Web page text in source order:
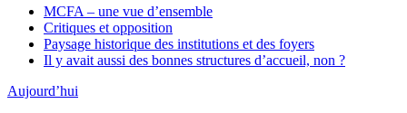
MCFA – une vue d’ensemble
Critiques et opposition
Paysage historique des institutions et des foyers
Il y avait aussi des bonnes structures d’accueil, non ?
Aujourd’hui